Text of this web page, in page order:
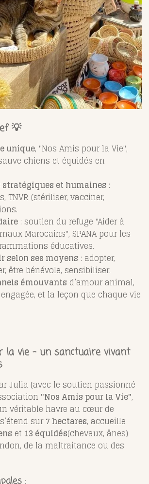
💡
unique, "Nos Amis pour la Vie",
chiens et équidés en
stratégiques et humaines :
TNVR (stériliser, vacciner,
: soutien du refuge "Aider à
Marocains", SPANA pour les
éducatives.
selon ses moyens : adopter,
être bénévole, sensibiliser.
émouvants d’amour animal,
et la leçon que chaque vie
la vie – un sanctuaire vivant
Julia (avec le soutien passionné
"Nos Amis pour la Vie",
véritable havre au cœur de
sur7 hectares, accueille
et 13 équidés(chevaux, ânes)
de la maltraitance ou des
: